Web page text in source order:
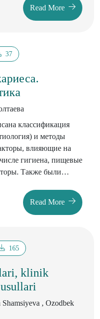
usullari orasida ferment
pankreatitni erta
ishlab
ahamiyatini yoritadi.
Read More
37
классификация
и методы
влияющие на
гигиена, пищевые
Также были
по эффективным
Read More
165
klinik
, Ozodbek